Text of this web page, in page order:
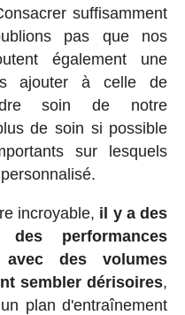
suffisamment
pas que nos
également une
ajouter à celle de
soin de notre
de soin si possible
sur lesquels
incroyable, il y a des
performances
avec des volumes
sembler dérisoires,
plan d'entraînement